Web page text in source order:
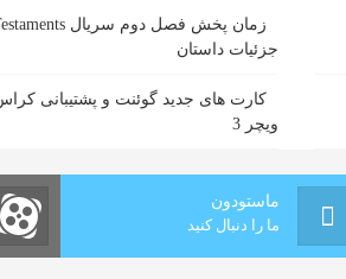
جزئیات داستان
کارت های جدید گوئنت و پشتیبانی
ویچر 3
ماستودون
ما را دنبال کنید